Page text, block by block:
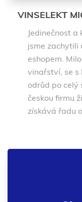
VINSELEKT
Jedinečnost
jsme zachytili
eshopem.
vinařství, se s
odrůd po celý
českou firmu
získává řadu